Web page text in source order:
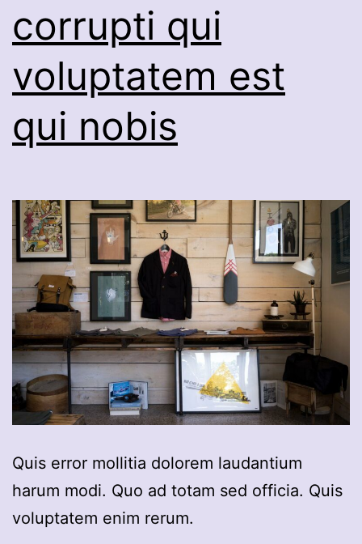
corrupti qui
voluptatem est
qui nobis
Quis error mollitia dolorem laudantium
harum modi. Quo ad totam sed officia. Quis
voluptatem enim rerum.